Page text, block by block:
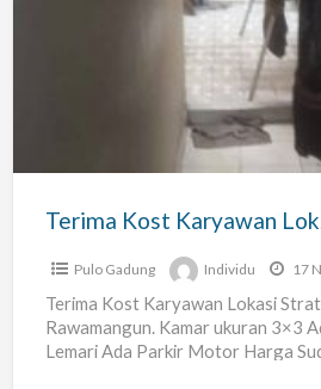
Terminal
Pulo Gadung Individu 17
Terima Kost Karyawan Lokasi
Rawamangun. Kamar ukuran 3×3
Lemari Ada Parkir Motor Harga